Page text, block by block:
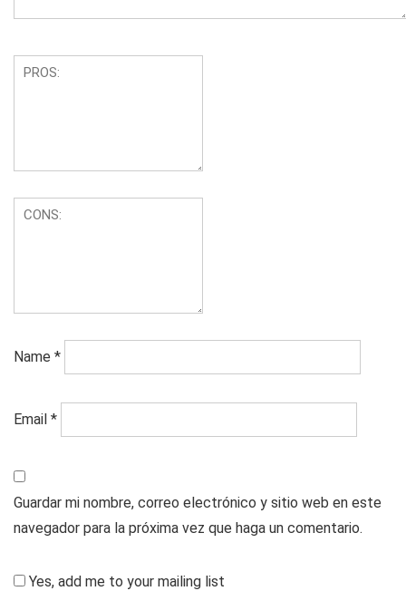
Name *
Email *
Guardar mi nombre, correo electrónico y sitio web en este
navegador para la próxima vez que haga un comentario.
Yes, add me to your mailing list